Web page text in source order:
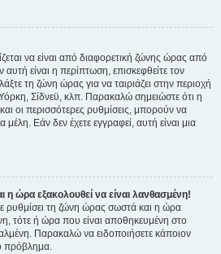
να είναι από διαφορετική ζώνης ώρας από
είναι η περίπτωση, επισκεφθείτε τον
τη ζώνη ώρας για να ταιριάζει στην περιοχή
Σίδνεϋ, κλπ. Παρακαλώ σημειώστε ότι η
οι περισσότερες ρυθμίσεις, μπορούν να
Εάν δεν έχετε εγγραφεί, αυτή είναι μια
ώρα εξακολουθεί να είναι λανθασμένη!
ρυθμίσει τη ζώνη ώρας σωστά και η ώρα
τότε ή ώρα που είναι αποθηκευμένη στο
Παρακαλώ να ειδοποιήσετε κάποιον
πρόβλημα.